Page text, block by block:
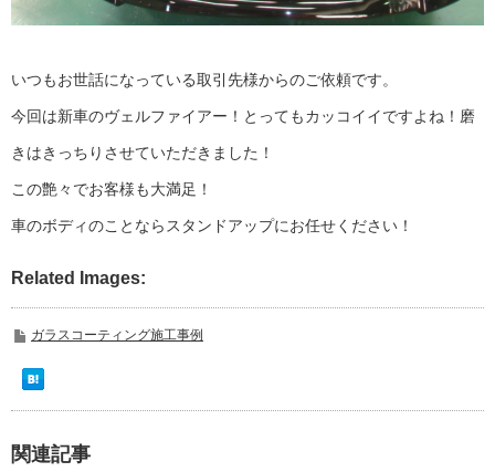
いつもお世話になっている取引先様からのご依頼です。
今回は新車のヴェルファイアー！とってもカッコイイですよね！磨
きはきっちりさせていただきました！
この艶々でお客様も大満足！
車のボディのことならスタンドアップにお任せください！
Related Images:
ガラスコーティング施工事例
関連記事